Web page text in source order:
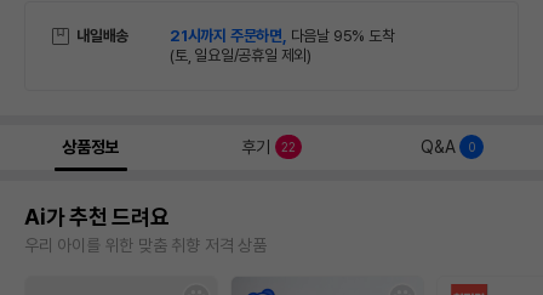
내일배송 21시까지 주문하면, 다음날 95% 도착
(토, 일요일/공휴일 제외)
상품정보 후기 22 Q&A 0
Ai가 추천 드려요
우리 아이를 위한 맞춤 취향 저격 상품